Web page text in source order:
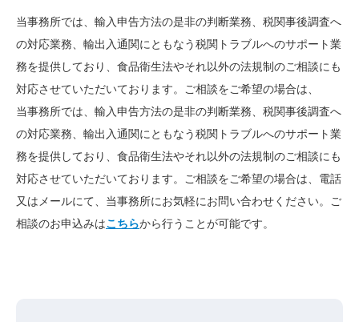
当事務所では、輸入申告方法の是非の判断業務、税関事後調査へ
の対応業務、輸出入通関にともなう税関トラブルへのサポート業
務を提供しており、食品衛生法やそれ以外の法規制のご相談にも
対応させていただいております。ご相談をご希望の場合は、
当事務所では、輸入申告方法の是非の判断業務、税関事後調査へ
の対応業務、輸出入通関にともなう税関トラブルへのサポート業
務を提供しており、食品衛生法やそれ以外の法規制のご相談にも
対応させていただいております。ご相談をご希望の場合は、 電話
又はメールにて、当事務所にお気軽にお問い合わせください。ご
相談のお申込みはこちらから行うことが可能です。